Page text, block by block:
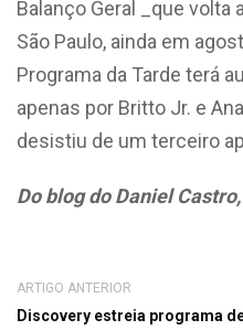
Balanço Geral _que volta
São Paulo, ainda em
Programa da Tarde terá
apenas por Britto Jr. e
desistiu de um terceiro
Do blog do Daniel
ARTIGO ANTERIOR
Discovery estreia programa